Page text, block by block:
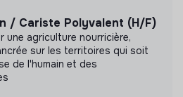
/ Cariste Polyvalent (H/F)
une agriculture nourricière,
sur les territoires qui soit
de l'humain et des